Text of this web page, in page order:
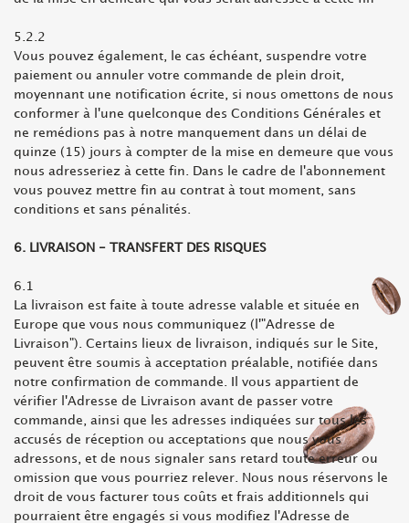
5.2.2
Vous pouvez également, le cas échéant, suspendre votre
paiement ou annuler votre commande de plein droit,
moyennant une notification écrite, si nous omettons de nous
conformer à l'une quelconque des Conditions Générales et
ne remédions pas à notre manquement dans un délai de
quinze (15) jours à compter de la mise en demeure que vous
nous adresseriez à cette fin. Dans le cadre de l'abonnement
vous pouvez mettre fin au contrat à tout moment, sans
conditions et sans pénalités.
6. LIVRAISON - TRANSFERT DES RISQUES
6.1
La livraison est faite à toute adresse valable et située en
Europe que vous nous communiquez (l'"Adresse de
Livraison"). Certains lieux de livraison, indiqués sur le Site,
peuvent être soumis à acceptation préalable, notifiée dans
notre confirmation de commande. Il vous appartient de
vérifier l'Adresse de Livraison avant de passer votre
commande, ainsi que les adresses indiquées sur tous les
accusés de réception ou acceptations que nous vous
adressons, et de nous signaler sans retard toute erreur ou
omission que vous pourriez relever. Nous nous réservons le
droit de vous facturer tous coûts et frais additionnels qui
pourraient être engagés si vous modifiez l'Adresse de